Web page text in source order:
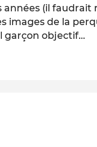
(il faudrait
images de la
garçon objectif…